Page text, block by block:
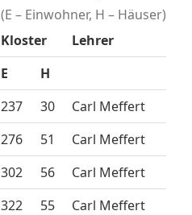
(E – Einwohner, H – Häuser)
Kloster
Lehrer
E
H
237 30
Carl Meffert
276 51
Carl Meffert
302 56
Carl Meffert
322 55
Carl Meffert